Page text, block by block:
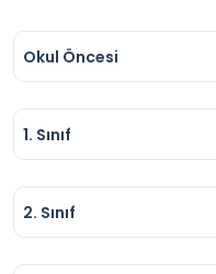
Okul Öncesi
1. Sınıf
2. Sınıf